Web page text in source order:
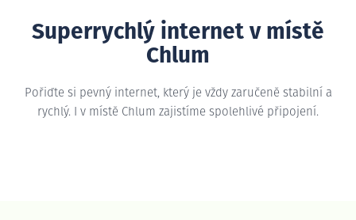
Superrychlý internet v místě
Chlum
Pořiďte si pevný internet, který je vždy zaručeně stabilní a
rychlý. I v místě Chlum zajistíme spolehlivé připojení.